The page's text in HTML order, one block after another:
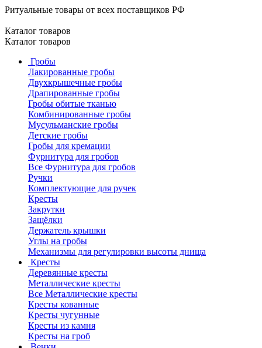
Ритуальные товары от всех поставщиков РФ
Каталог товаров
Каталог товаров
Гробы
Лакированные гробы
Двухкрышечные гробы
Драпированные гробы
Гробы обитые тканью
Комбинированные гробы
Мусульманские гробы
Детские гробы
Гробы для кремации
Фурнитура для гробов
Все Фурнитура для гробов
Ручки
Комплектующие для ручек
Кресты
Закрутки
Защёлки
Держатель крышки
Углы на гробы
Механизмы для регулировки высоты днища
Кресты
Деревянные кресты
Металлические кресты
Все Металлические кресты
Кресты кованные
Кресты чугунные
Кресты из камня
Кресты на гроб